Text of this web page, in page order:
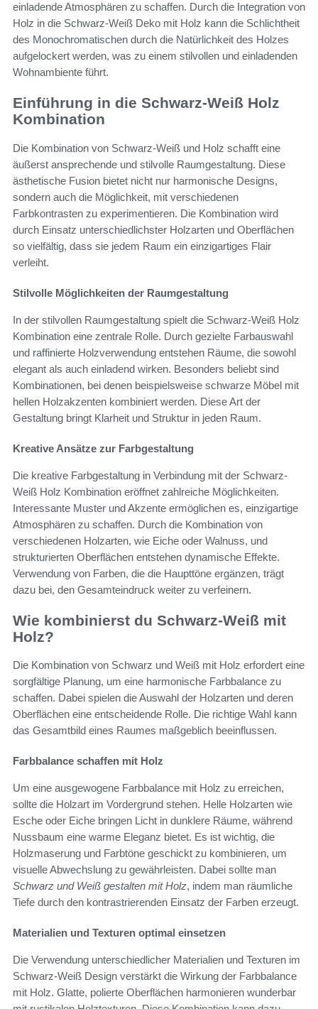
einladende Atmosphären zu schaffen. Durch die Integration von
Holz in die Schwarz-Weiß Deko mit Holz kann die Schlichtheit
des Monochromatischen durch die Natürlichkeit des Holzes
aufgelockert werden, was zu einem stilvollen und einladenden
Wohnambiente führt.
Einführung in die Schwarz-Weiß Holz
Kombination
Die Kombination von Schwarz-Weiß und Holz schafft eine
äußerst ansprechende und stilvolle Raumgestaltung. Diese
ästhetische Fusion bietet nicht nur harmonische Designs,
sondern auch die Möglichkeit, mit verschiedenen
Farbkontrasten zu experimentieren. Die Kombination wird
durch Einsatz unterschiedlichster Holzarten und Oberflächen
so vielfältig, dass sie jedem Raum ein einzigartiges Flair
verleiht.
Stilvolle Möglichkeiten der Raumgestaltung
In der stilvollen Raumgestaltung spielt die Schwarz-Weiß Holz
Kombination eine zentrale Rolle. Durch gezielte Farbauswahl
und raffinierte Holzverwendung entstehen Räume, die sowohl
elegant als auch einladend wirken. Besonders beliebt sind
Kombinationen, bei denen beispielsweise schwarze Möbel mit
hellen Holzakzenten kombiniert werden. Diese Art der
Gestaltung bringt Klarheit und Struktur in jeden Raum.
Kreative Ansätze zur Farbgestaltung
Die kreative Farbgestaltung in Verbindung mit der Schwarz-
Weiß Holz Kombination eröffnet zahlreiche Möglichkeiten.
Interessante Muster und Akzente ermöglichen es, einzigartige
Atmosphären zu schaffen. Durch die Kombination von
verschiedenen Holzarten, wie Eiche oder Walnuss, und
strukturierten Oberflächen entstehen dynamische Effekte.
Verwendung von Farben, die die Haupttöne ergänzen, trägt
dazu bei, den Gesamteindruck weiter zu verfeinern.
Wie kombinierst du Schwarz-Weiß mit
Holz?
Die Kombination von Schwarz und Weiß mit Holz erfordert eine
sorgfältige Planung, um eine harmonische Farbbalance zu
schaffen. Dabei spielen die Auswahl der Holzarten und deren
Oberflächen eine entscheidende Rolle. Die richtige Wahl kann
das Gesamtbild eines Raumes maßgeblich beeinflussen.
Farbbalance schaffen mit Holz
Um eine ausgewogene Farbbalance mit Holz zu erreichen,
sollte die Holzart im Vordergrund stehen. Helle Holzarten wie
Esche oder Eiche bringen Licht in dunklere Räume, während
Nussbaum eine warme Eleganz bietet. Es ist wichtig, die
Holzmaserung und Farbtöne geschickt zu kombinieren, um
visuelle Abwechslung zu gewährleisten. Dabei sollte man
Schwarz und Weiß gestalten mit Holz, indem man räumliche
Tiefe durch den kontrastrierenden Einsatz der Farben erzeugt.
Materialien und Texturen optimal einsetzen
Die Verwendung unterschiedlicher Materialien und Texturen im
Schwarz-Weiß Design verstärkt die Wirkung der Farbbalance
mit Holz. Glatte, polierte Oberflächen harmonieren wunderbar